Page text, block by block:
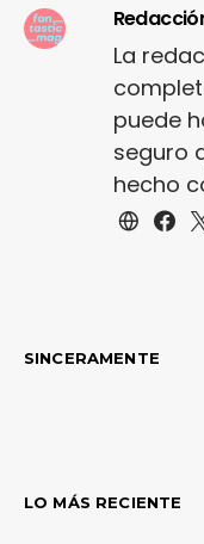
La
puede
seguro
hecho
SINCERAMENTE
LO MÁS RECIENTE